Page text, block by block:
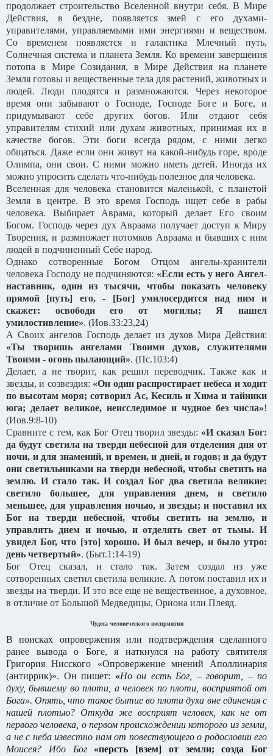
продолжает строительство Вселенной внутри себя. В Мире
Действия, в бездне, появляется змей с его духами-
управителями, управляемыми ими энергиями и веществом.
Со временем появляется и галактика Млечный путь,
Солнечная система и планета Земля. Ко времени завершения
потопа в Мире Созидания, в Мире Действия на планете
Земля готовы и вещественные тела для растений, животных и
людей. Люди плодятся и размножаются. Через некоторое
время они забывают о Господе, Господе Боге и Боге, и
придумывают себе других богов. Или отдают себя
управителям стихий или духам животных, принимая их в
качестве богов. Эти боги всегда рядом, с ними легко
общаться. Даже если они живут на какой-нибудь горе, вроде
Олимпа, они свои. С ними можно иметь детей. Иногда их
можно упросить сделать что-нибудь полезное для человека.
Вселенная для человека становится маленькой, с планетой
Земля в центре. В это время Господь ищет себе в рабы
человека. Выбирает Аврама, который делает Его своим
Богом. Господь через дух Авраама получает доступ к Миру
Творения, и размножает потомков Авраама и бывших с ним
людей в подчиненный Себе народ.
Однако сотворенные Богом Отцом ангелы-хранители
человека Господу не подчиняются: «Если есть у него Ангел-
наставник, один из тысячи, чтобы показать человеку
прямой [путь] его, - [Бог] умилосердится над ним и
скажет: освободи его от могилы; Я нашел
умилостивление». (Иов.33:23,24)
А Своих ангелов Господь делает из духов Мира Действия:
«Ты творишь ангелами Твоими духов, служителями
Твоими - огонь пылающий». (Пс.103:4)
Делает, а не творит, как решил переводчик. Также как и
звезды, и созвездия: «Он один распростирает небеса и ходит
по высотам моря; сотворил Ас, Кесиль и Хима и тайники
юга; делает великое, неисследимое и чудное без числа»!
(Иов.9:8-10)
Сравните с тем, как Бог Отец творил звезды: «И сказал Бог:
да будут светила на тверди небесной для отделения дня от
ночи, и для знамений, и времен, и дней, и годов; и да будут
они светильниками на тверди небесной, чтобы светить на
землю. И стало так. И создал Бог два светила великие:
светило большее, для управления днем, и светило
меньшее, для управления ночью, и звезды; и поставил их
Бог на тверди небесной, чтобы светить на землю, и
управлять днем и ночью, и отделять свет от тьмы. И
увидел Бог, что [это] хорошо. И был вечер, и было утро:
день четвертый». (Быт.1:14-19)
Бог Отец сказал, и стало так. Затем создал из уже
сотворенных светил светила великие. А потом поставил их и
звезды на тверди. И это все еще не вещественное, а духовное,
в отличие от Большой Медведицы, Ориона или Плеяд.
Чудеса человеческого восприятия
В поисках опровержения или подтверждения сделанного
ранее вывода о Боге, я наткнулся на работу святителя
Григория Нисского «Опровержение мнений Аполлинария
(антиррик)». Он пишет: «Но он есть Бог, – говорит, – по
духу, бывшему во плоти, а человек по плоти, восприятой от
Бога». Опять, что такое бытие во плоти духа вне единения с
нашей плотью? Откуда же восприят человек, как не от
первого человека, о первом происхождении которого из земли,
а не с неба известно нам от повествующего о родословии его
Моисея? Ибо Бог «персть [взем] от земли; созда Бог